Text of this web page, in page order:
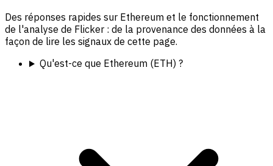
Des réponses rapides sur Ethereum et le fonctionnement
de l'analyse de Flicker : de la provenance des données à la
façon de lire les signaux de cette page.
Qu'est-ce que Ethereum (ETH) ?